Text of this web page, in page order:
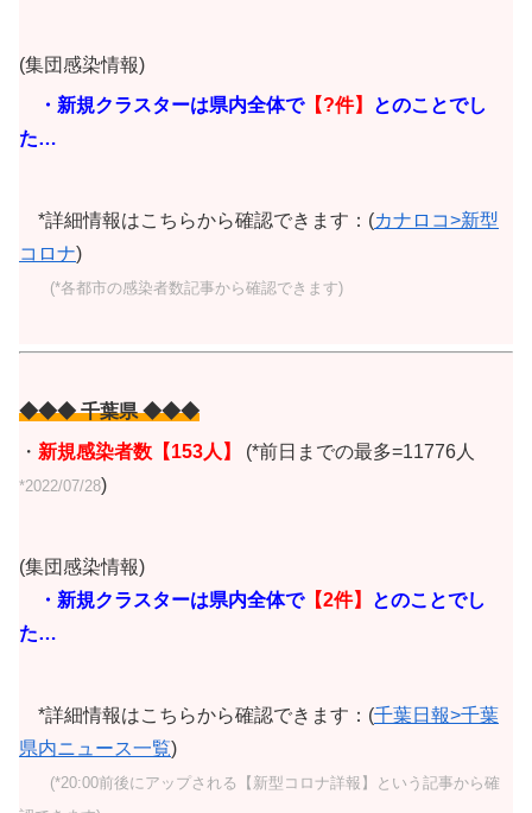
(集団感染情報)
・新規クラスターは県内全体で【?件】
とのことでし
た…
*詳細情報はこちらから確認できます：(カナロコ>新型
コロナ)
(*各都市の感染者数記事から確認できます)
◆◆◆ 千葉県 ◆◆◆
・ 新規感染者数【153人】 (*前日までの最多=11776人
*2022/07/28)
(集団感染情報)
・新規クラスターは県内全体で【2件】
とのことでし
た…
*詳細情報はこちらから確認できます：(千葉日報>千葉
県内ニュース一覧)
(*20:00前後にアップされる【新型コロナ詳報】という記事から確